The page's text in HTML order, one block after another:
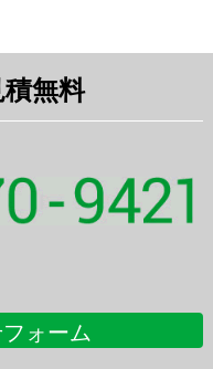
無料
ォーム